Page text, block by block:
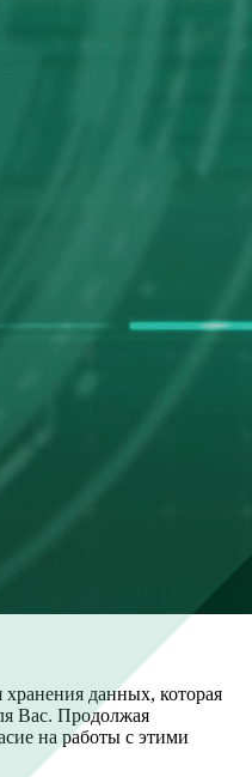
данных, которая
Вас. Продолжая
на работы с этими